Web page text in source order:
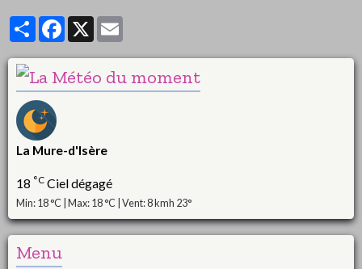
PartagerFacebook
X
La Mure-d'Isère
18 °C Ciel dégagé
Min: 18 °C | Max: 18 °C | Vent: 8 kmh 23°
Menu